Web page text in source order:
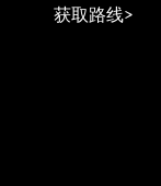
获取路线